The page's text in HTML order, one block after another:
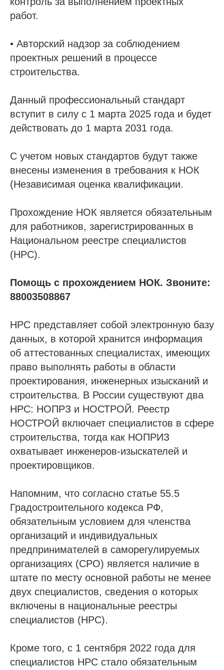
работ.
• Авторский надзор за соблюдением
проектных решений в процессе
строительства.
Данный профессиональный стандарт
вступит в силу с 1 марта 2025 года и будет
действовать до 1 марта 2031 года.
С учетом новых стандартов будут также
внесены изменения в требования к НОК
(Независимая оценка квалификации.
Прохождение НОК является обязательным
для работников, зарегистрированных в
Национальном реестре специалистов
(НРС).
Помощь с прохождением НОК. Звоните:
88003508867
НРС представляет собой электронную базу
данных, в которой хранится информация
об аттестованных специалистах, имеющих
право выполнять работы в области
проектирования, инженерных изысканий и
строительства. В России существуют два
НРС: НОПРЗ и НОСТРОЙ. Реестр
НОСТРОЙ включает специалистов в сфере
строительства, тогда как НОПРИЗ
охватывает инженеров-изыскателей и
проектировщиков.
Напомним, что согласно статье 55.5
Градостроительного кодекса РФ,
обязательным условием для членства
организаций и индивидуальных
предпринимателей в саморегулируемых
организациях (СРО) является наличие в
штате по месту основной работы не менее
двух специалистов, сведения о которых
включены в национальные реестры
специалистов (НРС).
Кроме того, с 1 сентября 2022 года для
специалистов НРС стало обязательным